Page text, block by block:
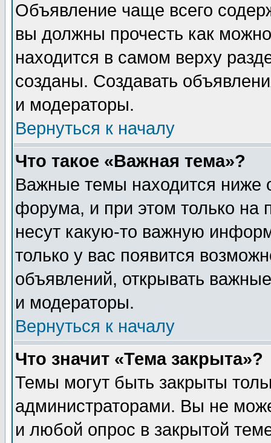
Объявление чаще всего
вы должны прочесть как
находится в самом верху
созданы. Создавать
и модераторы.
Вернуться к началу
Что такое «Важная тема»?
Важные темы находится ниже
форума, и при этом только на
несут какую-то важную
только у вас появится
объявлений, открывать
и модераторы.
Вернуться к началу
Что значит «Тема закрыта»?
Темы могут быть закрыты
администраторами. Вы не
и любой опрос в закрытой